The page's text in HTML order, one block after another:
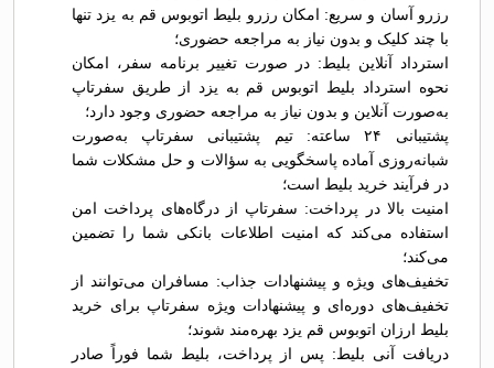
رزرو آسان و سریع: امکان رزرو بلیط اتوبوس قم به يزد تنها
با چند کلیک و بدون نیاز به مراجعه حضوری؛
استرداد آنلاین بلیط: در صورت تغییر برنامه سفر، امکان
نحوه استرداد بلیط اتوبوس قم به يزد از طریق سفرتاپ
به‌صورت آنلاین و بدون نیاز به مراجعه حضوری وجود دارد؛
پشتیبانی ۲۴ ساعته: تیم پشتیبانی سفرتاپ به‌صورت
شبانه‌روزی آماده پاسخگویی به سؤالات و حل مشکلات شما
در فرآیند خرید بلیط است؛
امنیت بالا در پرداخت: سفرتاپ از درگاه‌های پرداخت امن
استفاده می‌کند که امنیت اطلاعات بانکی شما را تضمین
می‌کند؛
تخفیف‌های ویژه و پیشنهادات جذاب: مسافران می‌توانند از
تخفیف‌های دوره‌ای و پیشنهادات ویژه سفرتاپ برای خرید
بلیط ارزان اتوبوس قم يزد بهره‌مند شوند؛
دریافت آنی بلیط: پس از پرداخت، بلیط شما فوراً صادر